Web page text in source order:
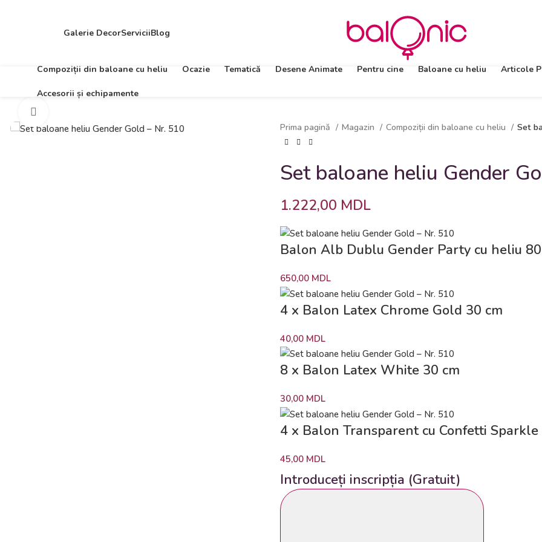
Galerie DecorServiciiBlog
Compoziții din baloane cu heliu Ocazie Tematică Desene Animate Pentru cine Baloane cu heliu Articole
Accesorii și echipamente
Prima pagină Magazin Compoziții din baloane cu heliu Set
Set baloane heliu Gender
1.222,00 MDL
Balon Alb Dublu Gender Party cu heliu
650,00 MDL
4 x Balon Latex Chrome Gold 30 cm
40,00 MDL
8 x Balon Latex White 30 cm
30,00 MDL
4 x Balon Transparent cu Confetti
45,00 MDL
Introduceți inscripția (Gratuit)